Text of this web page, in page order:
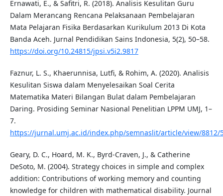
Ernawati, E., & Safitri, R. (2018). Analisis Kesulitan Guru
Dalam Merancang Rencana Pelaksanaan Pembelajaran
Mata Pelajaran Fisika Berdasarkan Kurikulum 2013 Di Kota
Banda Aceh. Jurnal Pendidikan Sains Indonesia, 5(2), 50–58.
https://doi.org/10.24815/jpsi.v5i2.9817
Faznur, L. S., Khaerunnisa, Lutfi, & Rohim, A. (2020). Analisis
Kesulitan Siswa dalam Menyelesaikan Soal Cerita
Matematika Materi Bilangan Bulat dalam Pembelajaran
Daring. Prosiding Seminar Nasional Penelitian LPPM UMJ, 1–
7.
https://jurnal.umj.ac.id/index.php/semnaslit/article/view/8812/
Geary, D. C., Hoard, M. K., Byrd-Craven, J., & Catherine
DeSoto, M. (2004). Strategy choices in simple and complex
addition: Contributions of working memory and counting
knowledge for children with mathematical disability. Journal